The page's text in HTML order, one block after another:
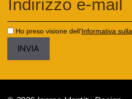
Ho preso visione dell'Informativa